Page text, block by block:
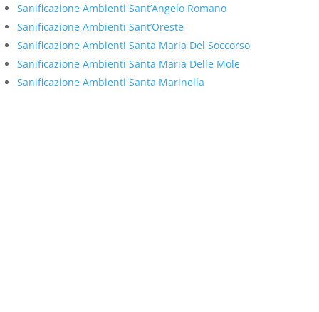
Sanificazione Ambienti Sant’Angelo Romano
Sanificazione Ambienti Sant’Oreste
Sanificazione Ambienti Santa Maria Del Soccorso
Sanificazione Ambienti Santa Maria Delle Mole
Sanificazione Ambienti Santa Marinella